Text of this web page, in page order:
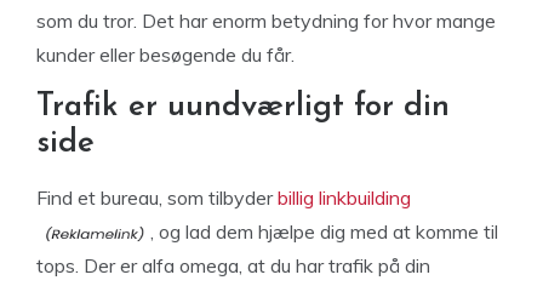
som du tror. Det har enorm betydning for hvor mange
kunder eller besøgende du får.
Trafik er uundværligt for din
side
Find et bureau, som tilbyderbillig linkbuilding
, og lad dem hjælpe dig med at komme til
tops. Der er alfa omega, at du har trafik på din